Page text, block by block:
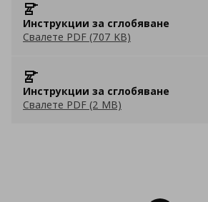
Инструкции за сглобяване
Свалете PDF (707 KB)
Инструкции за сглобяване
Свалете PDF (2 MB)